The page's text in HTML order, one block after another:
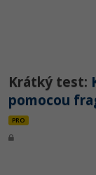
Krátký test:
pomocou
PRO